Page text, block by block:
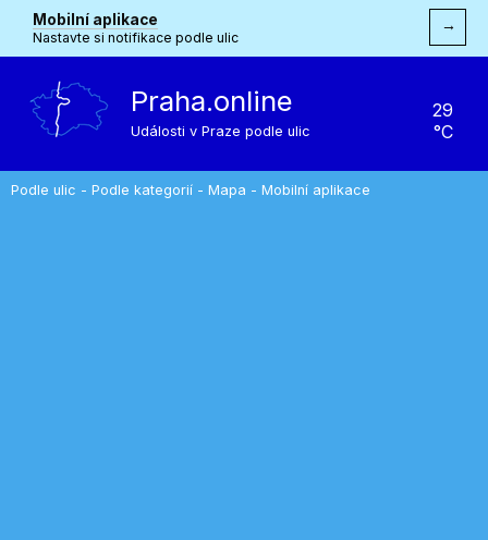
Mobilní aplikace
Nastavte si notifikace podle ulic
→
Praha.online
Události v Praze podle ulic
29
°C
Podle ulic - Podle kategorií - Mapa - Mobilní aplikace